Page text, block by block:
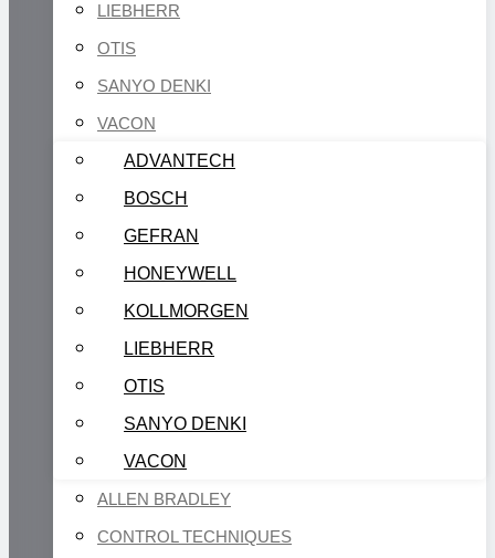
LIEBHERR
OTIS
SANYO DENKI
VACON
ADVANTECH
BOSCH
GEFRAN
HONEYWELL
KOLLMORGEN
LIEBHERR
OTIS
SANYO DENKI
VACON
ALLEN BRADLEY
CONTROL TECHNIQUES